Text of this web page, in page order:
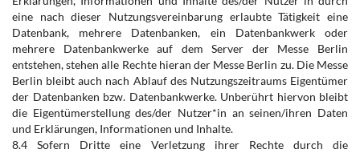
eine nach dieser Nutzungsvereinbarung erlaubte Tätigkeit eine
Datenbank, mehrere Datenbanken, ein Datenbankwerk oder
mehrere Datenbankwerke auf dem Server der Messe Berlin
entstehen, stehen alle Rechte hieran der Messe Berlin zu. Die Messe
Berlin bleibt auch nach Ablauf des Nutzungszeitraums Eigentümer
der Datenbanken bzw. Datenbankwerke. Unberührt hiervon bleibt
die Eigentümerstellung des/der Nutzer*in an seinen/ihren Daten
und Erklärungen, Informationen und Inhalte.
8.4 Sofern Dritte eine Verletzung ihrer Rechte durch die